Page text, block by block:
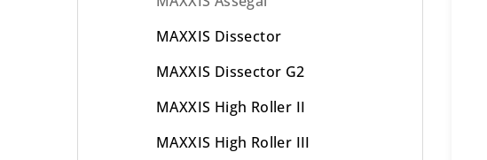
MAXXIS Dissector
MAXXIS Dissector G2
MAXXIS High Roller II
MAXXIS High Roller III